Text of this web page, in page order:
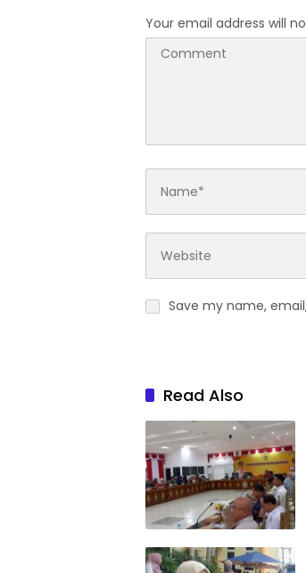
Your email address will
Save my name,
Read Also